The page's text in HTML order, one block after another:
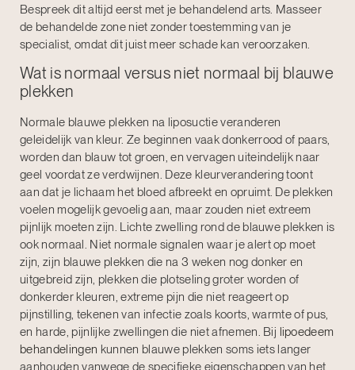
Bespreek dit altijd eerst met je behandelend arts. Masseer
de behandelde zone niet zonder toestemming van je
specialist, omdat dit juist meer schade kan veroorzaken.
Wat is normaal versus niet normaal bij blauwe
plekken
Normale blauwe plekken na liposuctie veranderen
geleidelijk van kleur. Ze beginnen vaak donkerrood of paars,
worden dan blauw tot groen, en vervagen uiteindelijk naar
geel voordat ze verdwijnen. Deze kleurverandering toont
aan dat je lichaam het bloed afbreekt en opruimt. De plekken
voelen mogelijk gevoelig aan, maar zouden niet extreem
pijnlijk moeten zijn. Lichte zwelling rond de blauwe plekken is
ook normaal. Niet normale signalen waar je alert op moet
zijn, zijn blauwe plekken die na 3 weken nog donker en
uitgebreid zijn, plekken die plotseling groter worden of
donkerder kleuren, extreme pijn die niet reageert op
pijnstilling, tekenen van infectie zoals koorts, warmte of pus,
en harde, pijnlijke zwellingen die niet afnemen. Bij lipoedeem
behandelingen kunnen blauwe plekken soms iets langer
aanhouden vanwege de specifieke eigenschappen van het